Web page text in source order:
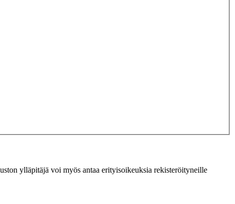
ylläpitäjä voi myös antaa erityisoikeuksia rekisteröityneille